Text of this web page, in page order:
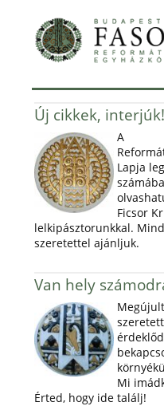
Új cikkek, interjúk!
A
Lapja
Ficsor
lelkipásztorunkkal.
szeretettel ajánljuk.
Van hely
Mi
Érted, hogy ide találj!